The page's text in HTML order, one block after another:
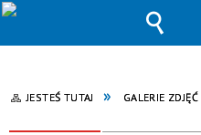
JESTEŚ TUTAJ GALERIE ZDJĘĆ